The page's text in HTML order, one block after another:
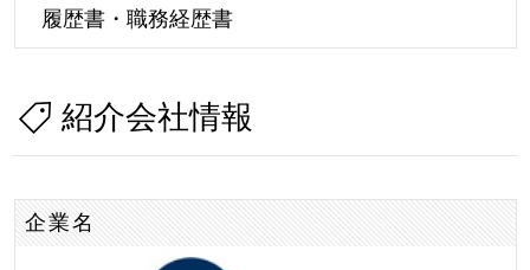
履歴書・職務経歴書
紹介会社情報
企業名